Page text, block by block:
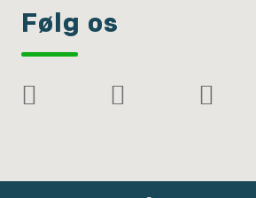
Følg os